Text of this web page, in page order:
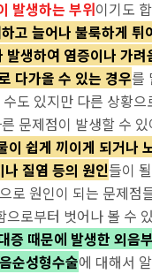
발생하는 부위이기도
고 늘어나 불룩하게 튀
생하여 염증이나 가
다가올 수 있는 경우를
도 있지만 다른 상황
문제점이 발생할 수
이 쉽게 끼이게 되거나
질염 등의 원인들이
로 원인이 되는 문제점
으로부터 벗어나 볼 수
증 때문에 발생한 외음
순성형수술에 대해서